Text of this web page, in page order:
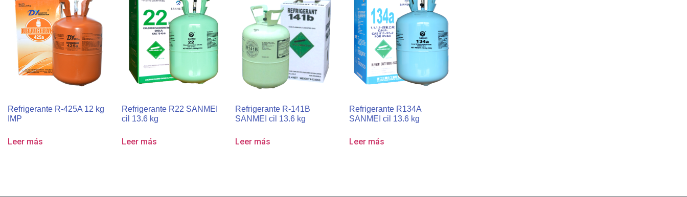
Refrigerante R-425A 12 kg
IMP
Leer más
Refrigerante R22 SANMEI
cil 13.6 kg
Leer más
Refrigerante R-141B
SANMEI cil 13.6 kg
Leer más
Refrigerante R134A
SANMEI cil 13.6 kg
Leer más